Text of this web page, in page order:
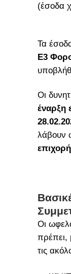
(έσοδα
Τα
Ε3
Οι
έναρξη
λάβουν
Οι
πρέπει,
τις